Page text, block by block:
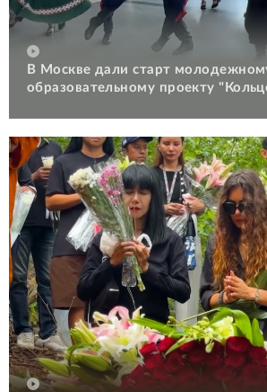
В Москве дали старт
образовательному проекту